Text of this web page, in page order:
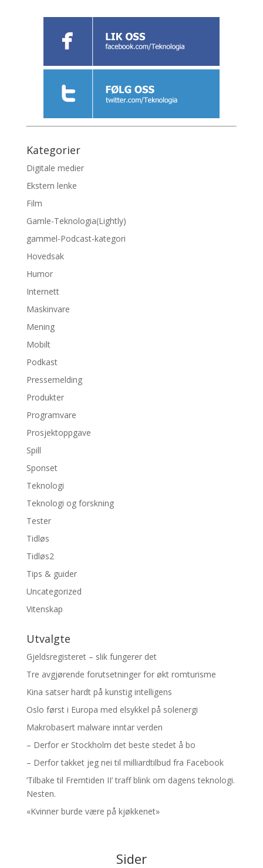
Kategorier
Digitale medier
Ekstern lenke
Film
Gamle-Teknologia(Lightly)
gammel-Podcast-kategori
Hovedsak
Humor
Internett
Maskinvare
Mening
Mobilt
Podkast
Pressemelding
Produkter
Programvare
Prosjektoppgave
Spill
Sponset
Teknologi
Teknologi og forskning
Tester
Tidløs
Tidløs2
Tips & guider
Uncategorized
Vitenskap
Utvalgte
Gjeldsregisteret – slik fungerer det
Tre avgjørende forutsetninger for økt romturisme
Kina satser hardt på kunstig intelligens
Oslo først i Europa med elsykkel på solenergi
Makrobasert malware inntar verden
– Derfor er Stockholm det beste stedet å bo
– Derfor takket jeg nei til milliardtilbud fra Facebook
’Tilbake til Fremtiden II’ traff blink om dagens teknologi.
Nesten.
«Kvinner burde være på kjøkkenet»
Sider